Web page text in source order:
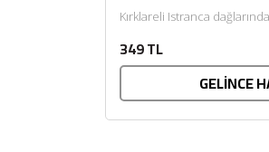
Kırklareli Istranca
349 TL
GELİNCE